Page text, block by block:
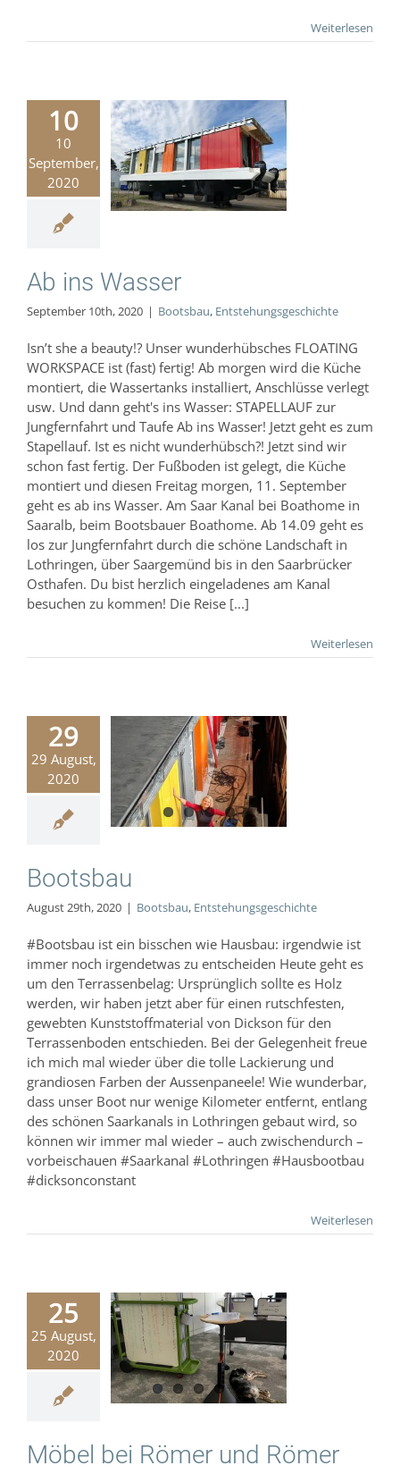
Weiterlesen
10
10
September,
2020
Wasser
Ab ins Wasser
September 10th, 2020 | Bootsbau, Entstehungsgeschichte
Isn’t she a beauty!? Unser wunderhübsches FLOATING
WORKSPACE ist (fast) fertig! Ab morgen wird die Küche
montiert, die Wassertanks installiert, Anschlüsse verlegt
usw. Und dann geht's ins Wasser: STAPELLAUF zur
Jungfernfahrt und Taufe Ab ins Wasser! Jetzt geht es zum
Stapellauf. Ist es nicht wunderhübsch?! Jetzt sind wir
schon fast fertig. Der Fußboden ist gelegt, die Küche
montiert und diesen Freitag morgen, 11. September
geht es ab ins Wasser. Am Saar Kanal bei Boathome in
Saaralb, beim Bootsbauer Boathome. Ab 14.09 geht es
los zur Jungfernfahrt durch die schöne Landschaft in
Lothringen, über Saargemünd bis in den Saarbrücker
Osthafen. Du bist herzlich eingeladenes am Kanal
besuchen zu kommen! Die Reise [...]
Weiterlesen
29
29 August,
2020
Bootsbau
August 29th, 2020 | Bootsbau, Entstehungsgeschichte
#Bootsbau ist ein bisschen wie Hausbau: irgendwie ist
immer noch irgendetwas zu entscheiden Heute geht es
um den Terrassenbelag: Ursprünglich sollte es Holz
werden, wir haben jetzt aber für einen rutschfesten,
gewebten Kunststoffmaterial von Dickson für den
Terrassenboden entschieden. Bei der Gelegenheit freue
ich mich mal wieder über die tolle Lackierung und
grandiosen Farben der Aussenpaneele! Wie wunderbar,
dass unser Boot nur wenige Kilometer entfernt, entlang
des schönen Saarkanals in Lothringen gebaut wird, so
können wir immer mal wieder – auch zwischendurch –
vorbeischauen #Saarkanal #Lothringen #Hausbootbau
#dicksonconstant
Weiterlesen
25
25 August,
2020
bei Römer
Römer
Möbel bei Römer und Römer